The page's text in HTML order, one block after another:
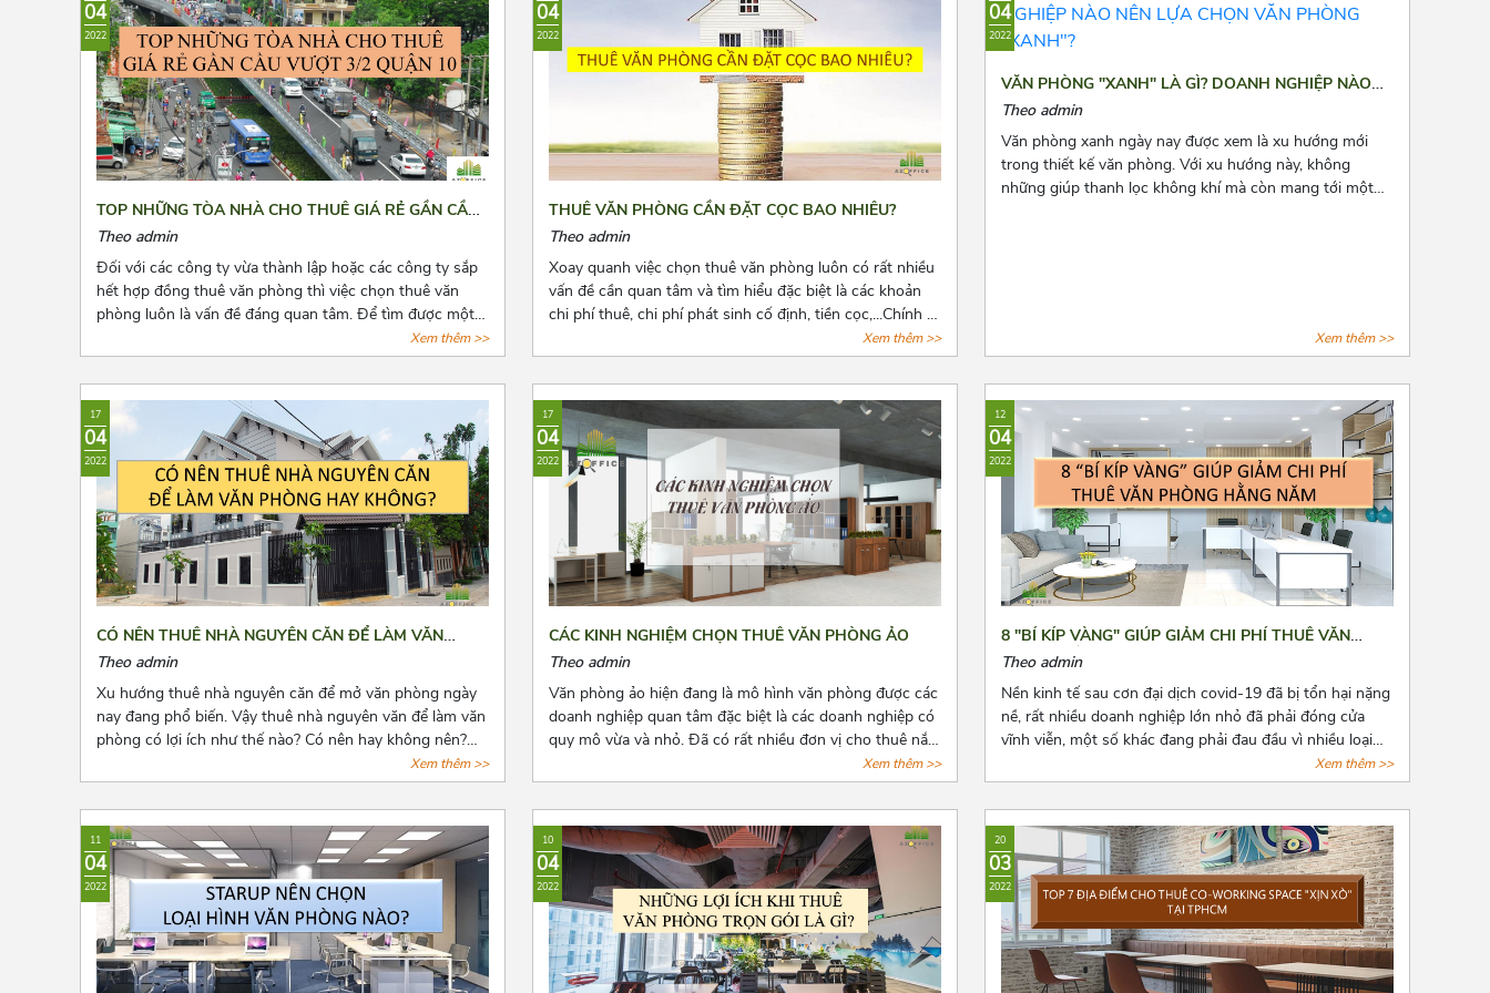
04
2022
TOP NHỮNG TÒA NHÀ CHO THUÊ GIÁ RẺ GẦN CẦU
VƯỢT 3/2 QUẬN 10
Theo admin
Đối với các công ty vừa thành lập hoặc các công ty sắp
hết hợp đồng thuê văn phòng thì việc chọn thuê văn
phòng luôn là vấn đề đáng quan tâm. Để tìm được một
văn phòng vừa ý, giá cả hợp lý, vị trí thuận tiện đi lại, cơ
sở hạ tầng tốt thật sự khiến các chủ doanh nghiệp cân
nhắc lựa chọn rất nhiều. Bài viết này, Azoffice sẽ chia sẻ
cho các bạn top những tòa nhà cho thuê giá rẻ gần cầu
vượt 3/2 quận 10.
Xem thêm >>
04
2022
THUÊ VĂN PHÒNG CẦN ĐẶT CỌC BAO NHIÊU?
Theo admin
Xoay quanh việc chọn thuê văn phòng luôn có rất nhiều
vấn đề cần quan tâm và tìm hiểu đặc biệt là các khoản
chi phí thuê, chi phí phát sinh cố định, tiền cọc,...Chính vì
vậy trước khi quyết định thuê văn phòng, bên thuê cần
biết rõ số tiền cọc và các loại chi phí thuê hằng tháng,
những quy định pháp luật có liên quan và cách để lấy lại
tiền cọc trong những trường hợp rủi ro có thể xảy ra.
Cùng Azoffice tìm hiểu thêm về nội dung này trong bài
viết dưới đây nhé!
Xem thêm >>
04
2022
VĂN PHÒNG "XANH" LÀ GÌ? DOANH NGHIỆP NÀO
NÊN LỰA CHỌN VĂN PHÒNG "XANH"?
Theo admin
Văn phòng xanh ngày nay được xem là xu hướng mới
trong thiết kế văn phòng. Với xu hướng này, không
những giúp thanh lọc không khí mà còn mang tới một
Xem thêm >>
17
04
2022
CÓ NÊN THUÊ NHÀ NGUYÊN CĂN ĐỂ LÀM VĂN
PHÒNG HAY KHÔNG?
Theo admin
Xu hướng thuê nhà nguyên căn để mở văn phòng ngày
nay đang phổ biến. Vậy thuê nhà nguyên văn để làm văn
phòng có lợi ích như thế nào? Có nên hay không nên?
Cùng Azoffice tìm câu trả lời các câu hỏi này qua bài viết
dưới đây nhé!
Xem thêm >>
17
04
2022
CÁC KINH NGHIỆM CHỌN THUÊ VĂN PHÒNG ẢO
Theo admin
Văn phòng ảo hiện đang là mô hình văn phòng được các
doanh nghiệp quan tâm đặc biệt là các doanh nghiệp có
quy mô vừa và nhỏ. Đã có rất nhiều đơn vị cho thuê nắm
bắt được xu hướng đó và tiến hành mở rộng cho thuê
loại hình văn phòng này. Tuy nhiên, đây là dịch vụ còn
quá mới mẻ khiến cho các doanh nghiệp có nhiều điều
phân vân. Bài viết này, Azoffice mong rằng sẽ giải đáp
các thắc mắc của các quý doanh nghiệp.
Xem thêm >>
12
04
2022
8 "BÍ KÍP VÀNG" GIÚP GIẢM CHI PHÍ THUÊ VĂN
PHÒNG HẰNG NĂM
Theo admin
Nền kinh tế sau cơn đại dịch covid-19 đã bị tổn hại nặng
nề, rất nhiều doanh nghiệp lớn nhỏ đã phải đóng cửa
vĩnh viễn, một số khác đang phải đau đầu vì nhiều loại
chi phí cố định phải chi trả, trong đó không thể không
nhắc đến chi phí thuê văn phòng, kho bãi,...Bài viết là 8
“bí kíp vàng” mà Azoffice muốn chia sẻ để phần nào
giúp các bạn giảm chi phí thuê văn phòng, giảm bớt nỗi
lo cho các doanh nghiệp.
Xem thêm >>
11
04
2022
10
04
2022
20
03
2022